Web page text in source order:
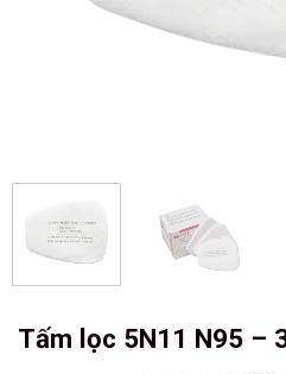
Tấm lọc 5N11 N95 –